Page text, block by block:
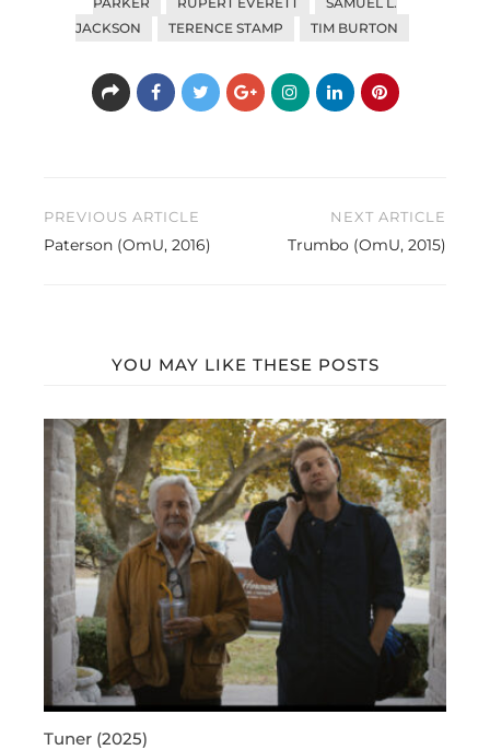
JACKSON
TERENCE STAMP TIM BURTON
Beitragsnavigation
PREVIOUS ARTICLE
Paterson (OmU, 2016)
NEXT ARTICLE
Trumbo (OmU, 2015)
YOU MAY LIKE THESE POSTS
Tuner (2025)